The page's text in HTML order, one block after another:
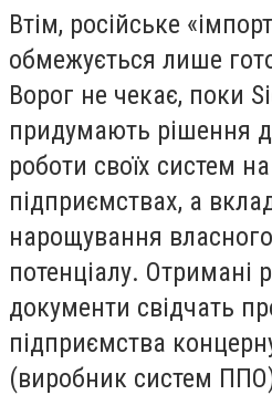
Втім, російське
обмежується лише
Ворог не чекає, поки
придумають рішення
роботи своїх систем
підприємствах, а
нарощування
потенціалу. Отримані
документи свідчать
підприємства
(виробник систем